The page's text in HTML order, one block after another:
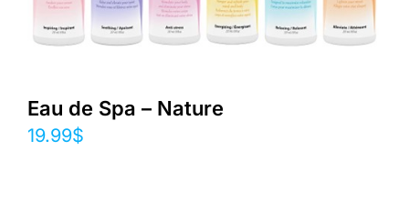
Eau de Spa – Nature
19.99$